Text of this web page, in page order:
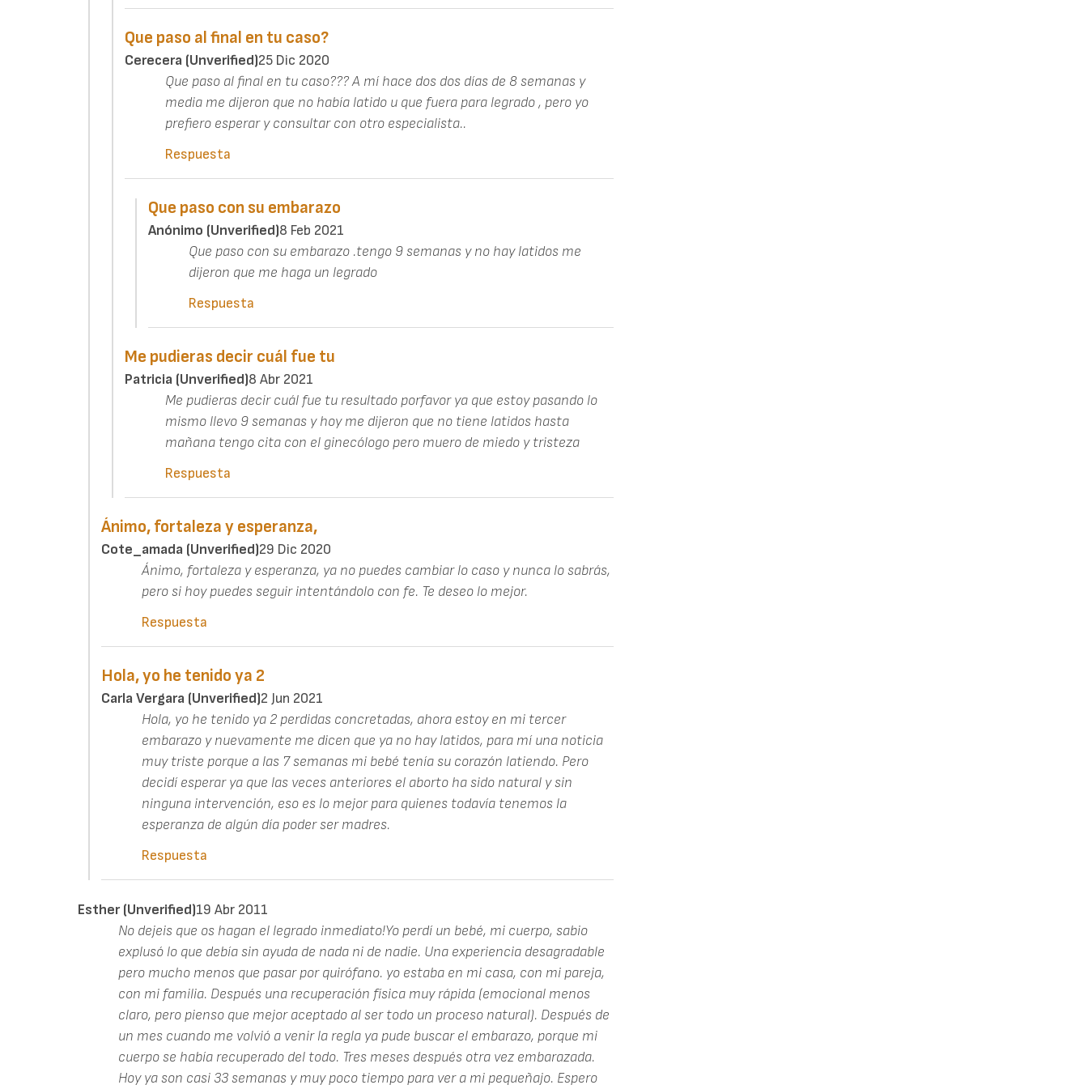
Que paso al final en tu caso?
Cerecera (unverified)25 Dic 2020
Que paso al final en tu caso??? A mí hace dos dos días de 8 semanas y
media me dijeron que no había latido u que fuera para legrado , pero yo
prefiero esperar y consultar con otro especialista..
Respuesta
Que paso con su embarazo
Anónimo (unverified)8 Feb 2021
Que paso con su embarazo .tengo 9 semanas y no hay latidos me
dijeron que me haga un legrado
Respuesta
Me pudieras decir cuál fue tu
Patricia (unverified)8 Abr 2021
Me pudieras decir cuál fue tu resultado porfavor ya que estoy pasando lo
mismo llevo 9 semanas y hoy me dijeron que no tiene latidos hasta
mañana tengo cita con el ginecólogo pero muero de miedo y tristeza
Respuesta
Ánimo, fortaleza y esperanza,
Cote_amada (unverified)29 Dic 2020
Ánimo, fortaleza y esperanza, ya no puedes cambiar lo caso y nunca lo sabrás,
pero si hoy puedes seguir intentándolo con fe. Te deseo lo mejor.
Respuesta
Hola, yo he tenido ya 2
Carla Vergara (unverified)2 Jun 2021
Hola, yo he tenido ya 2 perdidas concretadas, ahora estoy en mi tercer
embarazo y nuevamente me dicen que ya no hay latidos, para mí una noticia
muy triste porque a las 7 semanas mi bebé tenía su corazón latiendo. Pero
decidí esperar ya que las veces anteriores el aborto ha sido natural y sin
ninguna intervención, eso es lo mejor para quienes todavía tenemos la
esperanza de algún día poder ser madres.
Respuesta
Esther (unverified)19 Abr 2011
No dejeis que os hagan el legrado inmediato!Yo perdí un bebé, mi cuerpo, sabio
explusó lo que debía sin ayuda de nada ni de nadie. Una experiencia desagradable
pero mucho menos que pasar por quirófano. yo estaba en mi casa, con mi pareja,
con mi familia. Después una recuperación física muy rápida (emocional menos
claro, pero pienso que mejor aceptado al ser todo un proceso natural). Después de
un mes cuando me volvió a venir la regla ya pude buscar el embarazo, porque mi
cuerpo se había recuperado del todo. Tres meses después otra vez embarazada.
Hoy ya son casi 33 semanas y muy poco tiempo para ver a mi pequeñajo. Espero